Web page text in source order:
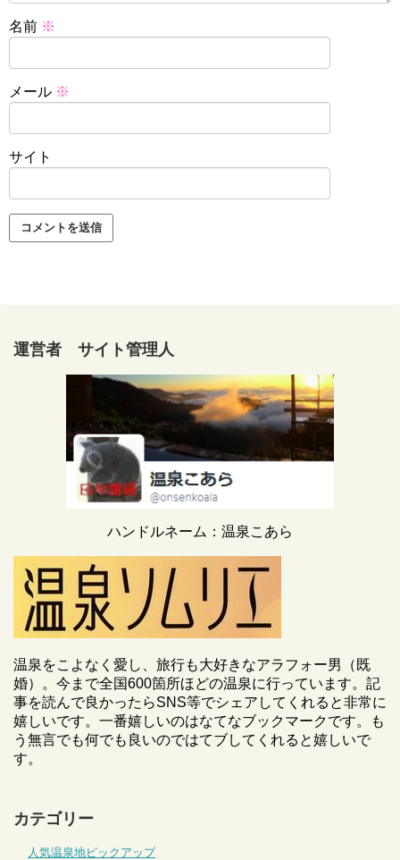
名前 ※
メール ※
サイト
運営者 サイト管理人
ハンドルネーム：温泉こあら
温泉をこよなく愛し、旅行も大好きなアラフォー男（既
婚）。今まで全国600箇所ほどの温泉に行っています。記
事を読んで良かったらSNS等でシェアしてくれると非常に
嬉しいです。一番嬉しいのはなてなブックマークです。も
う無言でも何でも良いのではてブしてくれると嬉しいで
す。
カテゴリー
人気温泉地ピックアップ